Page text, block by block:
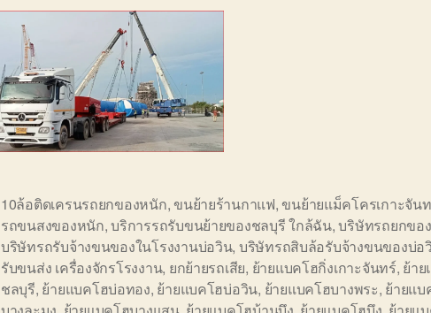
10ล้อติดเครนรถยกของหนัก, ขนย้ายร้านกาแฟ, ขนย้ายแม็คโครเกาะจัน
รถขนสงของหนัก,บริการรถรับขนย้ายของชลบุรี ใกล้ฉัน,บริษัทรถยกขอ
บริษัทรถรับจ้างขนของในโรงงานบ่อวิน, บริษัทรถสิบล้อรับจ้างขนของบ่อ
รับขนส่ง เครื่องจักรโรงงาน, ยกย้ายรถเสีย, ย้ายแบคโฮกิ่งเกาะจันทร์, ย้า
ชลบุรี, ย้ายแบคโฮบ่อทอง, ย้ายแบคโฮบ่อวิน, ย้ายแบคโฮบางพระ, ย้ายแบ